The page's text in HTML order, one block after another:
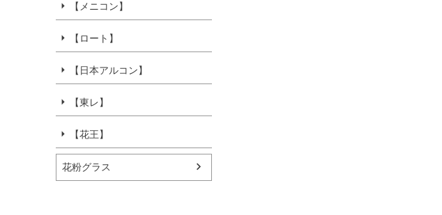
【メニコン】
【ロート】
【日本アルコン】
【東レ】
【花王】
花粉グラス